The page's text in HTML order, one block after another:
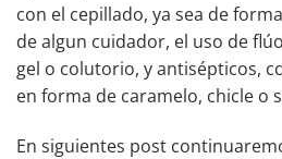
con el cepillado, ya sea de
de algun cuidador, el uso de
gel o colutorio, y antisépticos,
en forma de caramelo, chicle o
En siguientes post